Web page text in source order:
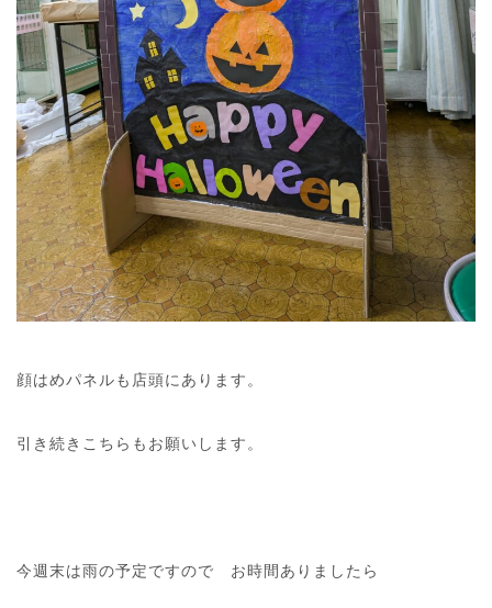
顔はめパネルも店頭にあります。
引き続きこちらもお願いします。
今週末は雨の予定ですので お時間ありましたら